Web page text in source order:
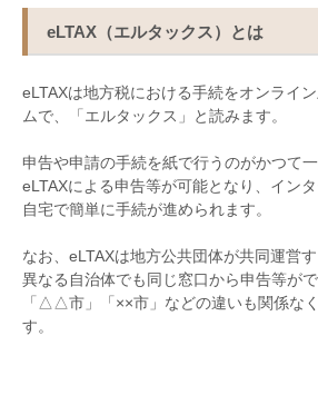
eLTAX（エルタックス）とは
eLTAXは地方税における手続をオンライ
ムで、「エルタックス」と読みます。
申告や申請の手続を紙で行うのがかつて
eLTAXによる申告等が可能となり、イン
自宅で簡単に手続が進められます。
なお、 eLTAXは地方公共団体が共同運営
異なる自治体でも同じ窓口から申告等がで
「△△市」「××市」などの違いも関係なく
す。